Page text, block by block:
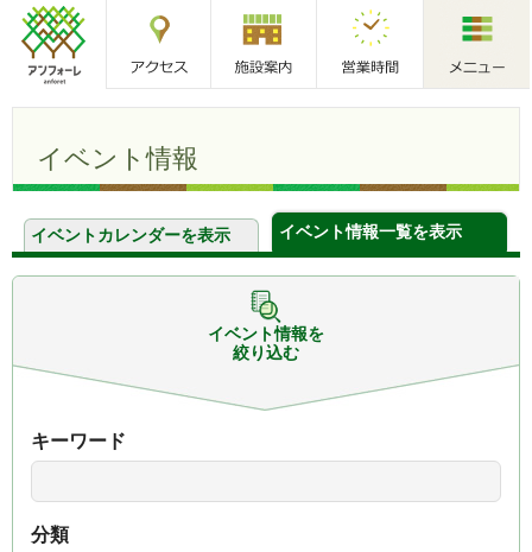
アンフォーレ 施設案内 営業時間
イベント情報
イベントカレンダーを表示 イベント情報一覧を表示
イベント情報を
絞り込む
キーワード
分類